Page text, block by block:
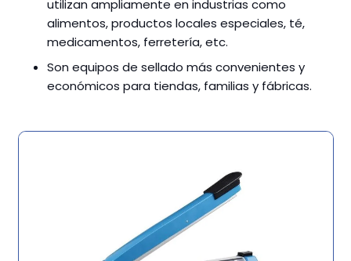
utilizan ampliamente en industrias como
alimentos, productos locales especiales, té,
medicamentos, ferretería, etc.
Son equipos de sellado más convenientes y
económicos para tiendas, familias y fábricas.